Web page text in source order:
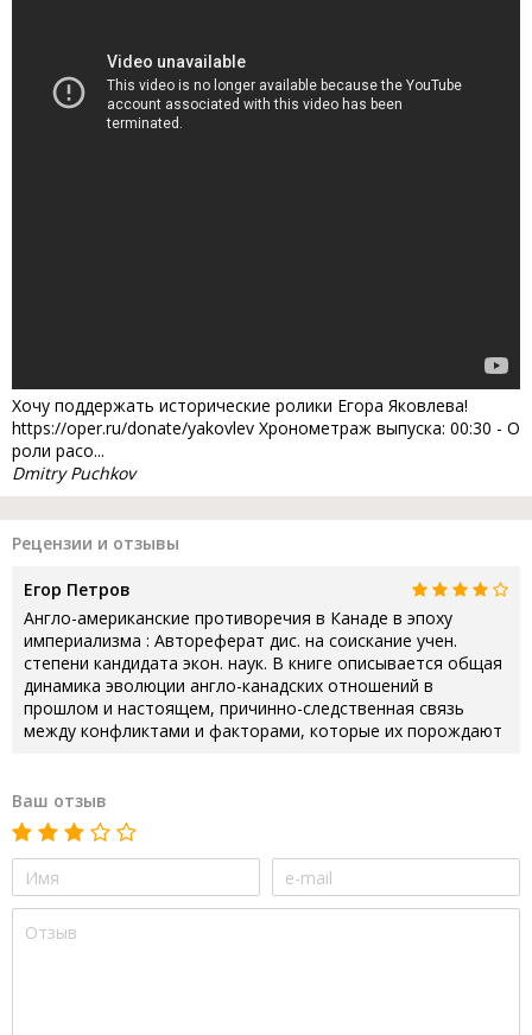
Хочу поддержать исторические ролики Егора Яковлева!
https://oper.ru/donate/yakovlev Хронометраж выпуска: 00:30 - О
роли расо...
Dmitry Puchkov
Рецензии и отзывы
Егор Петров
Англо-американские противоречия в Канаде в эпоху
империализма : Автореферат дис. на соискание учен.
степени кандидата экон. наук. В книге описывается общая
динамика эволюции англо-канадских отношений в
прошлом и настоящем, причинно-следственная связь
между конфликтами и факторами, которые их порождают
Ваш отзыв